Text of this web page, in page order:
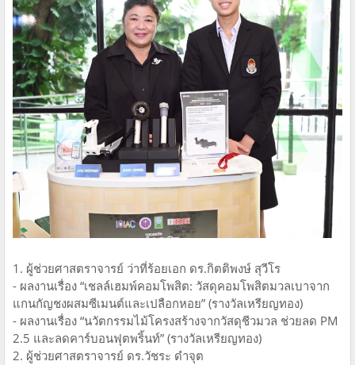
1. ผู้ช่วยศาสตราจารย์ ว่าที่ร้อยเอก ดร.กิตติพงษ์ สุวีโร
- ผลงานเรื่อง “เชลล์เฮมพ์คอมโพสิต: วัสดุคอมโพสิตมวลเบาจาก
แกนกัญชงผสมซีเมนต์และเปลือกหอย” (รางวัลเหรียญทอง)
- ผลงานเรื่อง “นวัตกรรมไม้โครงสร้างจากวัสดุชีวมวล ช่วยลด PM
2.5 และลดคาร์บอนฟุตพริ้นท์” (รางวัลเหรียญทอง)
2. ผู้ช่วยศาสตราจารย์ ดร.วัชระ ดำจุต